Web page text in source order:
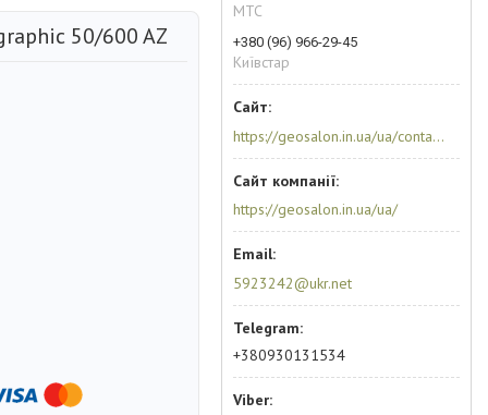
50/600 AZ
МТС
+380 (96) 966-29-45
Київстар
https://geosalon.in.ua/ua/contacts
https://geosalon.in.ua/ua/
5923242@ukr.net
+380930131534